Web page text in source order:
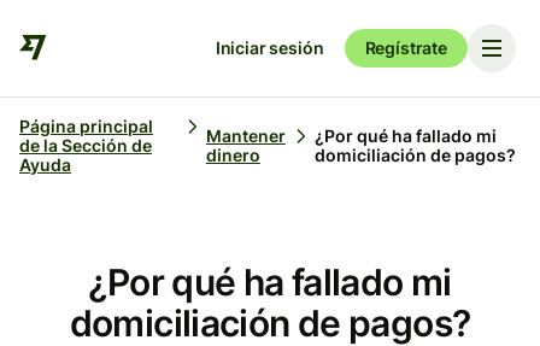
Iniciar sesión Regístrate
Página principal
de la Sección de
Ayuda
Mantener
dinero
¿Por qué ha fallado mi
domiciliación de pagos?
¿Por qué ha fallado mi
domiciliación de pagos?